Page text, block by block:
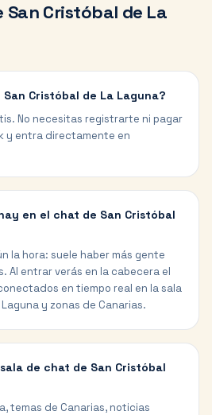
San Cristóbal de La
Cristóbal de La Laguna?
No necesitas registrarte ni pagar
y entra directamente en
en el chat de San Cristóbal
la hora: suele haber más gente
Al entrar verás en la cabecera el
en tiempo real en la sala
y zonas de Canarias.
de chat de San Cristóbal
temas de Canarias, noticias